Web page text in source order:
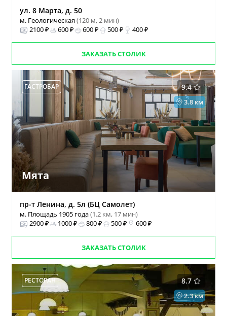
ул. 8 Марта, д. 50
м. Геологическая(120 м, 2 мин)
2100 ₽
600 ₽ 600 ₽ 500 ₽ 400 ₽
ЗАКАЗАТЬ СТОЛИК
9.4
ГАСТРОБАР
3.8 км
Мята
пр-т Ленина, д. 5л (БЦ Самолет)
м. Площадь 1905 года(1.2 км, 17 мин)
2900 ₽
1000 ₽ 800 ₽ 500 ₽ 600 ₽
ЗАКАЗАТЬ СТОЛИК
8.7
РЕСТОРАН
2.3 км